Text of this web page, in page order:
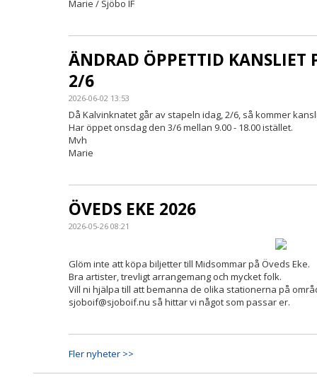
Marie / Sjöbo IF
ÄNDRAD ÖPPETTID KANSLIET
2/6
2026-06-02 13:53
Då Kalvinknatet går av stapeln idag, 2/6, så kommer
Har öppet onsdag den 3/6 mellan 9.00 - 18.00 istället.
Mvh
Marie
ÖVEDS EKE 2026
2026-05-26 08:21
Glöm inte att köpa biljetter till Midsommar på Öveds Eke.
Bra artister, trevligt arrangemang och mycket folk.
Vill ni hjälpa till att bemanna de olika stationerna på
sjoboif@sjoboif.nu så hittar vi något som passar er.
Fler nyheter >>